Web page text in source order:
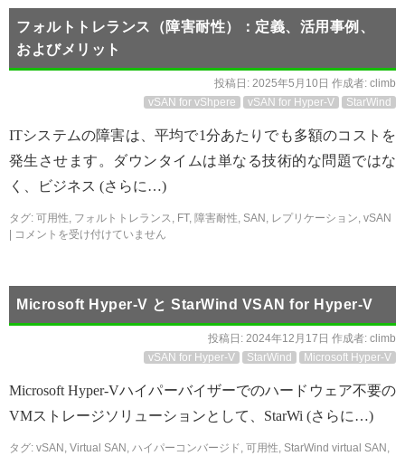
フォルトトレランス（障害耐性）：定義、活用事例、
およびメリット
投稿日: 2025年5月10日 作成者: climb
vSAN for vShpere
vSAN for Hyper-V StarWind
ITシステムの障害は、平均で1分あたりでも多額のコストを
発生させます。ダウンタイムは単なる技術的な問題ではな
く、ビジネス (さらに…)
タグ: 可用性, フォルトトレランス, FT, 障害耐性, SAN , レプリケーション, vSAN
コメントを受け付けていません
Microsoft Hyper-V と StarWind VSAN for Hyper-V
投稿日: 2024年12月17日 作成者: climb
vSAN for Hyper-V
StarWind Microsoft Hyper-V
Microsoft Hyper-Vハイパーバイザーでのハードウェア不要の
VMストレージソリューションとして、StarWi (さらに…)
タグ: vSAN , Virtual SAN , ハイパーコンバージド, 可用性, StarWind virtual SAN ,